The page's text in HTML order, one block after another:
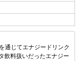
通じてエナジードリンク
飲料扱いだったエナジー